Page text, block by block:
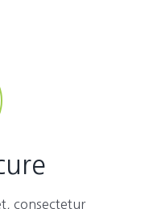
consectetur